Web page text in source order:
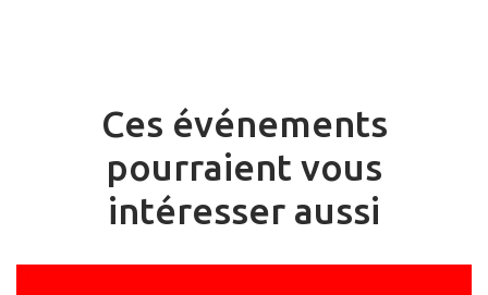
Ces événements
pourraient vous
intéresser aussi